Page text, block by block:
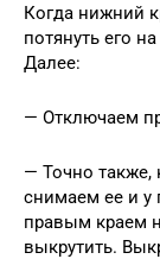
Когда нижний
потянуть его
Далее:
— Отключаем
— Точно также,
снимаем ее и
правым краем
выкрутить.